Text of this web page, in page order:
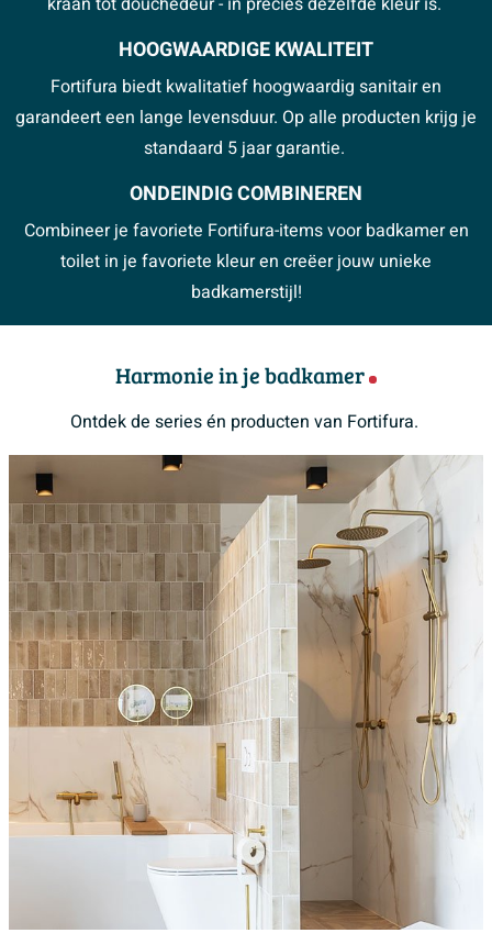
HOOGWAARDIGE KWALITEIT
Fortifura biedt kwalitatief hoogwaardig sanitair en
garandeert een lange levensduur. Op alle producten krijg je
standaard 5 jaar garantie.
ONDEINDIG COMBINEREN
Combineer je favoriete Fortifura-items voor badkamer en
toilet in je favoriete kleur en creëer jouw unieke
badkamerstijl!
Harmonie in je badkamer
Ontdek de series én producten van Fortifura.